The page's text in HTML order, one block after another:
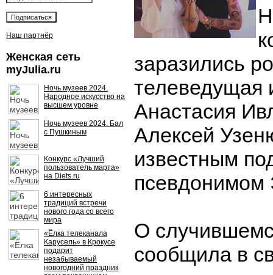
Наш партнёр
Женская сеть
myJulia.ru
Ночь музеев 2024.
Народное искусство на
высшем уровне
Ночь музеев 2024. Бал
с Пушкиным
Конкурс «Лучший
пользователь марта»
на Diets.ru
6 интересных
традиций встречи
нового года со всего
мира
«Ёлка телеканала
Карусель» в Крокусе
подарит
незабываемый
новогодний праздник
заразились
телеведущая
Анастасия
Алексей
известным
О
сообщила в